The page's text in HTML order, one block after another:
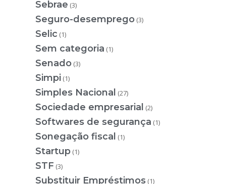
Sebrae (3)
Seguro-desemprego (3)
Selic (1)
Sem categoria (1)
Senado (3)
Simpi (1)
Simples Nacional (27)
Sociedade empresarial (2)
Softwares de segurança (1)
Sonegação fiscal (1)
Startup (1)
STF (3)
Substituir Empréstimos (1)